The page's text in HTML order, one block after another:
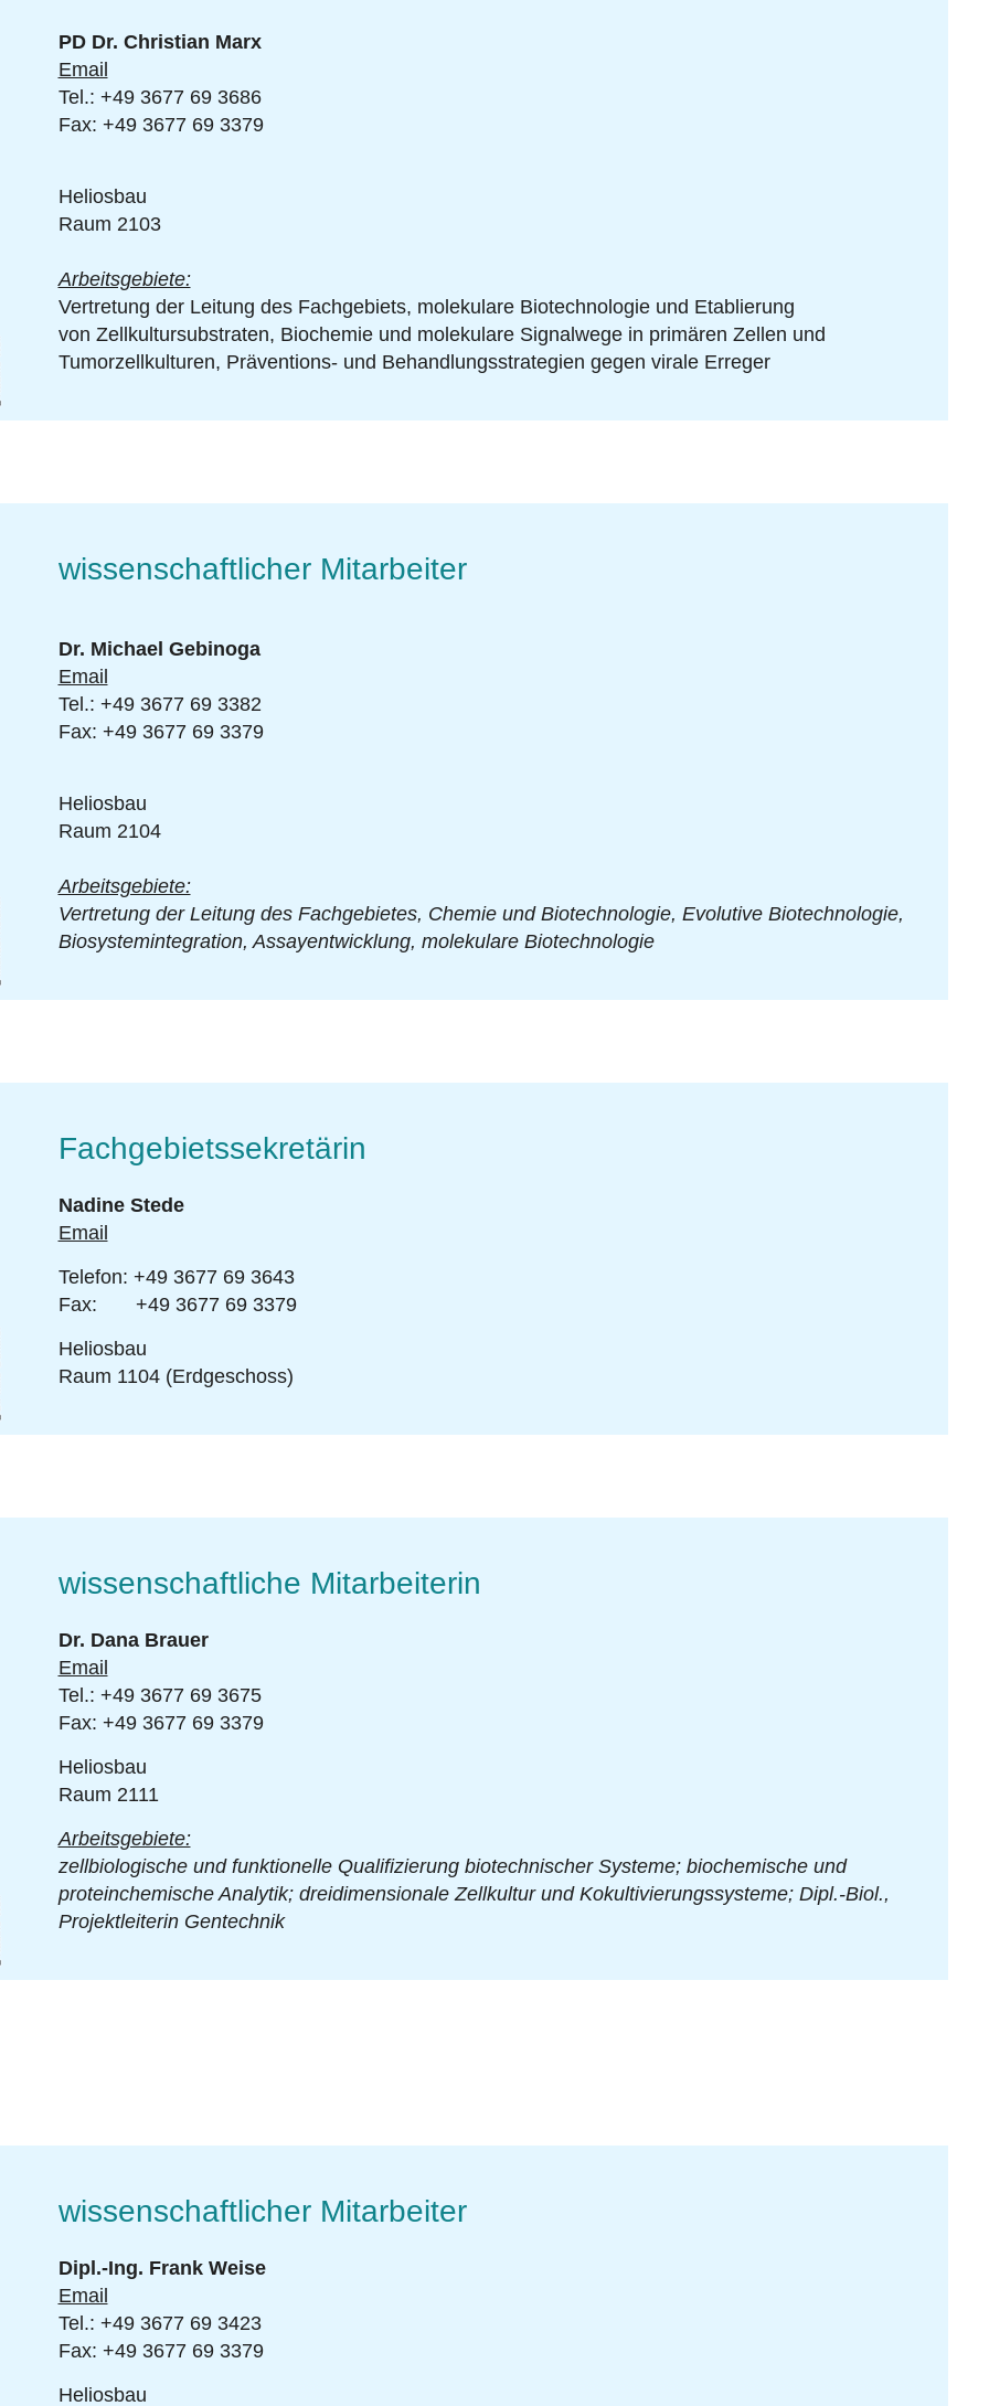
PD Dr. Christian Marx
Email
Tel.: +49 3677 69 3686
Fax: +49 3677 69 3379
Heliosbau
Raum 2103
Arbeitsgebiete:
Vertretung der Leitung des Fachgebiets, molekulare Biotechnologie und Etablierung
von Zellkultursubstraten, Biochemie und molekulare Signalwege in primären Zellen und
Tumorzellkulturen, Präventions- und Behandlungsstrategien gegen virale Erreger
wissenschaftlicher Mitarbeiter
Dr. Michael Gebinoga
Email
Tel.: +49 3677 69 3382
Fax: +49 3677 69 3379
Heliosbau
Raum 2104
Arbeitsgebiete:
Vertretung der Leitung des Fachgebietes, Chemie und Biotechnologie, Evolutive Biotechnologie,
Biosystemintegration, Assayentwicklung, molekulare Biotechnologie
Fachgebietssekretärin
Nadine Stede
Email
Telefon: +49 3677 69 3643
Fax: +49 3677 69 3379
Heliosbau
Raum 1104 (Erdgeschoss)
wissenschaftliche Mitarbeiterin
Dr. Dana Brauer
Email
Tel.: +49 3677 69 3675
Fax: +49 3677 69 3379
Heliosbau
Raum 2111
Arbeitsgebiete:
zellbiologische und funktionelle Qualifizierung biotechnischer Systeme; biochemische und
proteinchemische Analytik; dreidimensionale Zellkultur und Kokultivierungssysteme; Dipl.-Biol.,
Projektleiterin Gentechnik
wissenschaftlicher Mitarbeiter
Dipl.-Ing. Frank Weise
Email
Tel.: +49 3677 69 3423
Fax: +49 3677 69 3379
Heliosbau